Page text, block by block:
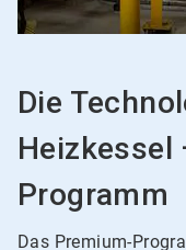
Die
Heizkessel
Programm
Das Premium-